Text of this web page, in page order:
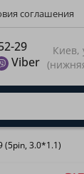
соглашения
29
Viber
Киев,
(5pin, 3.0*1.1)
Russian